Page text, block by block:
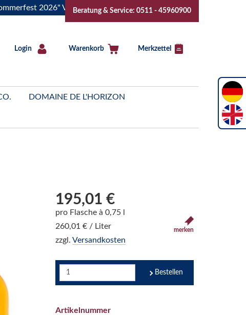
2026" Vive la Bourgogne..Tickets jetzt buchen!
Beratung & Service: 0511 - 45960900
Login Warenkorb Merkzettel
DOMAINE DE L'HORIZON
195,01 €
pro Flasche à 0,75 l
260,01 € / Liter
zzgl. Versandkosten
merken
Bestellen
Artikelnummer